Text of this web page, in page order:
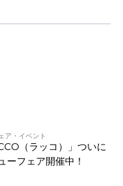
ア・イベント
（ラッコ）」ついに
ーフェア開催中！